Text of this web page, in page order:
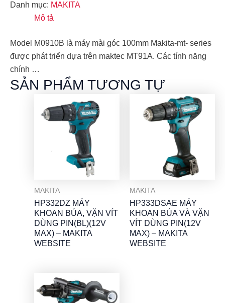
Danh mục: MAKITA
Mô tả
Model M0910B là máy mài góc 100mm Makita-mt- series
được phát triển dựa trên maktec MT91A. Các tính năng
chính …
SẢN PHẨM TƯƠNG TỰ
MAKITA
HP332DZ MÁY
KHOAN BÚA, VẶN VÍT
DÙNG PIN(BL)(12V
MAX) – MAKITA
WEBSITE
MAKITA
HP333DSAE MÁY
KHOAN BÚA VÀ VẶN
VÍT DÙNG PIN(12V
MAX) – MAKITA
WEBSITE